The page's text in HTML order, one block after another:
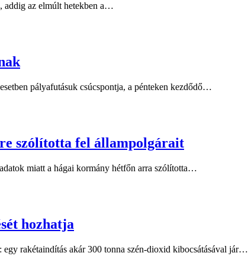
addig az elmúlt hetekben a…
pályafutásuk csúcspontja, a pénteken kezdődő…
szólította fel állampolgárait
miatt a hágai kormány hétfőn arra szólította…
hozhatja
rakétaindítás akár 300 tonna szén-dioxid kibocsátásával jár…